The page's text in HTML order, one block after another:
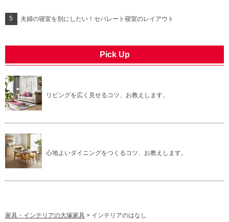
夫婦の寝室を別にしたい！セパレート寝室のレイアウト
Pick Up
リビングを広く見せるコツ、お教えします。
心地よいダイニングをつくるコツ、お教えします。
家具・インテリアの大塚家具 > インテリアのはなし